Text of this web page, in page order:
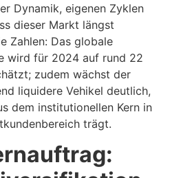
Dynamik, eigenen Zyklen
dieser Markt längst
Zahlen: Das globale
wird für 2024 auf rund 22
zudem wächst der
liquidere Vehikel deutlich,
dem institutionellen Kern in
trägt.